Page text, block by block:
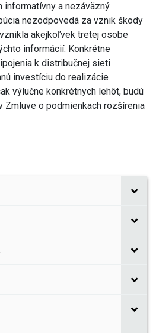
informatívny a nezáväzný
nezodpovedá za vznik škody
akejkoľvek tretej osobe
informácií. Konkrétne
k distribučnej sieti
investíciu do realizácie
výlučne konkrétnych lehôt, budú
Zmluve o podmienkach rozšírenia